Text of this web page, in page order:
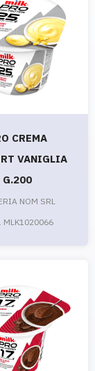
CREMA
VANIGLIA
G.200
NOM SRL
MLK1020066